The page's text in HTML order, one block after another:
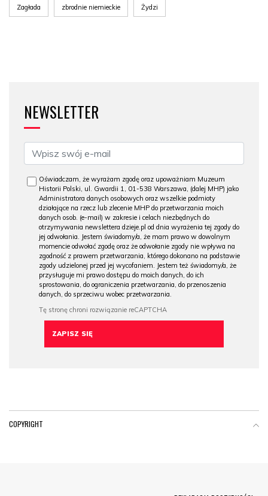
Zagłada zbrodnie niemieckie Żydzi
NEWSLETTER
Oświadczam, że wyrażam zgodę oraz upoważniam Muzeum
Historii Polski, ul. Gwardii 1, 01-538 Warszawa, (dalej MHP) jako
Administratora danych osobowych oraz wszelkie podmioty
działające na rzecz lub zlecenie MHP do przetwarzania moich
danych osob. (e-mail) w zakresie i celach niezbędnych do
otrzymywania newslettera dzieje.pl od dnia wyrażenia tej zgody do
jej odwołania. Jestem świadomy/a, że mam prawo w dowolnym
momencie odwołać zgodę oraz że odwołanie zgody nie wpływa na
zgodność z prawem przetwarzania, którego dokonano na podstawie
zgody udzielonej przed jej wycofaniem. Jestem też świadomy/a, że
przysługuje mi prawo dostępu do moich danych, do ich
sprostowania, do ograniczenia przetwarzania, do przenoszenia
danych, do sprzeciwu wobec przetwarzania.
COPYRIGHT